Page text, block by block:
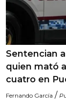
Sentencian
quien mató
cuatro en
Fernando García /